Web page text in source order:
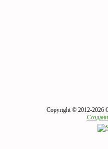
Copyright © 2012-2026